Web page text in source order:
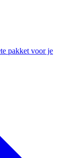
pakket voor je